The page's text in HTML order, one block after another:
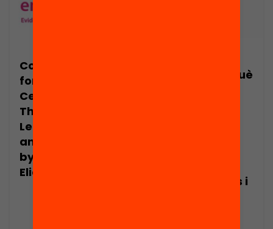
Competencies
for the 21st
Century: How
They Can Be
Learnt, Taught,
and Evaluated
by Maurice J.
Elias
Presentació: Què
aprenentatges i